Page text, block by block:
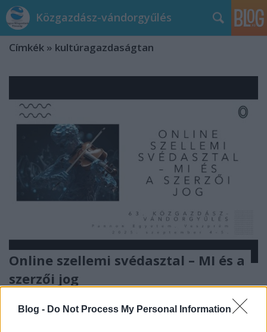
Blog - Do Not Process My Personal Information
Közgazdász-vándorgyűlés
Címkék » kultúragazdaságtan
Online szellemi svédasztal – MI és a
szerzői jog